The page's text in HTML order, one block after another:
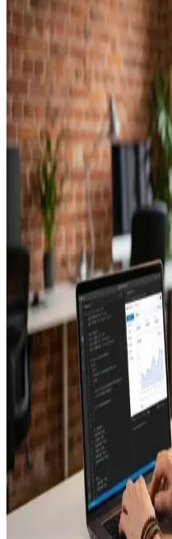
Vibe Coding Sprint
Dein internes Tool. In 5
Buchungsbot, Reporting-
Was auch immer dein
KI-Agenten. DSGVO-
mit CLAUDE.md damit du
30 Tage Support inklusive.
KMU & Startups
Solopreneure
Teams mit repetitiven